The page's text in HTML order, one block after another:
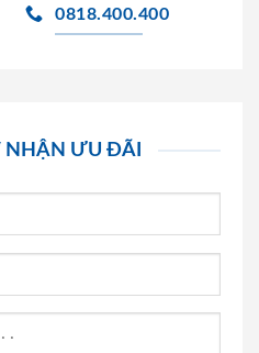
0818.400.400
ƯU ĐÃI